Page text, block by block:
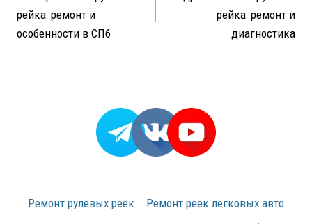
записям
рейка: ремонт и
особенности в СПб
рейка: ремонт и
диагностика
Ремонт рулевых реек
Ремонт реек легковых авто